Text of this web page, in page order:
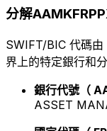
分解
SWIFT/BIC 代碼由
界上的特定銀行和
銀行代號（
ASSET